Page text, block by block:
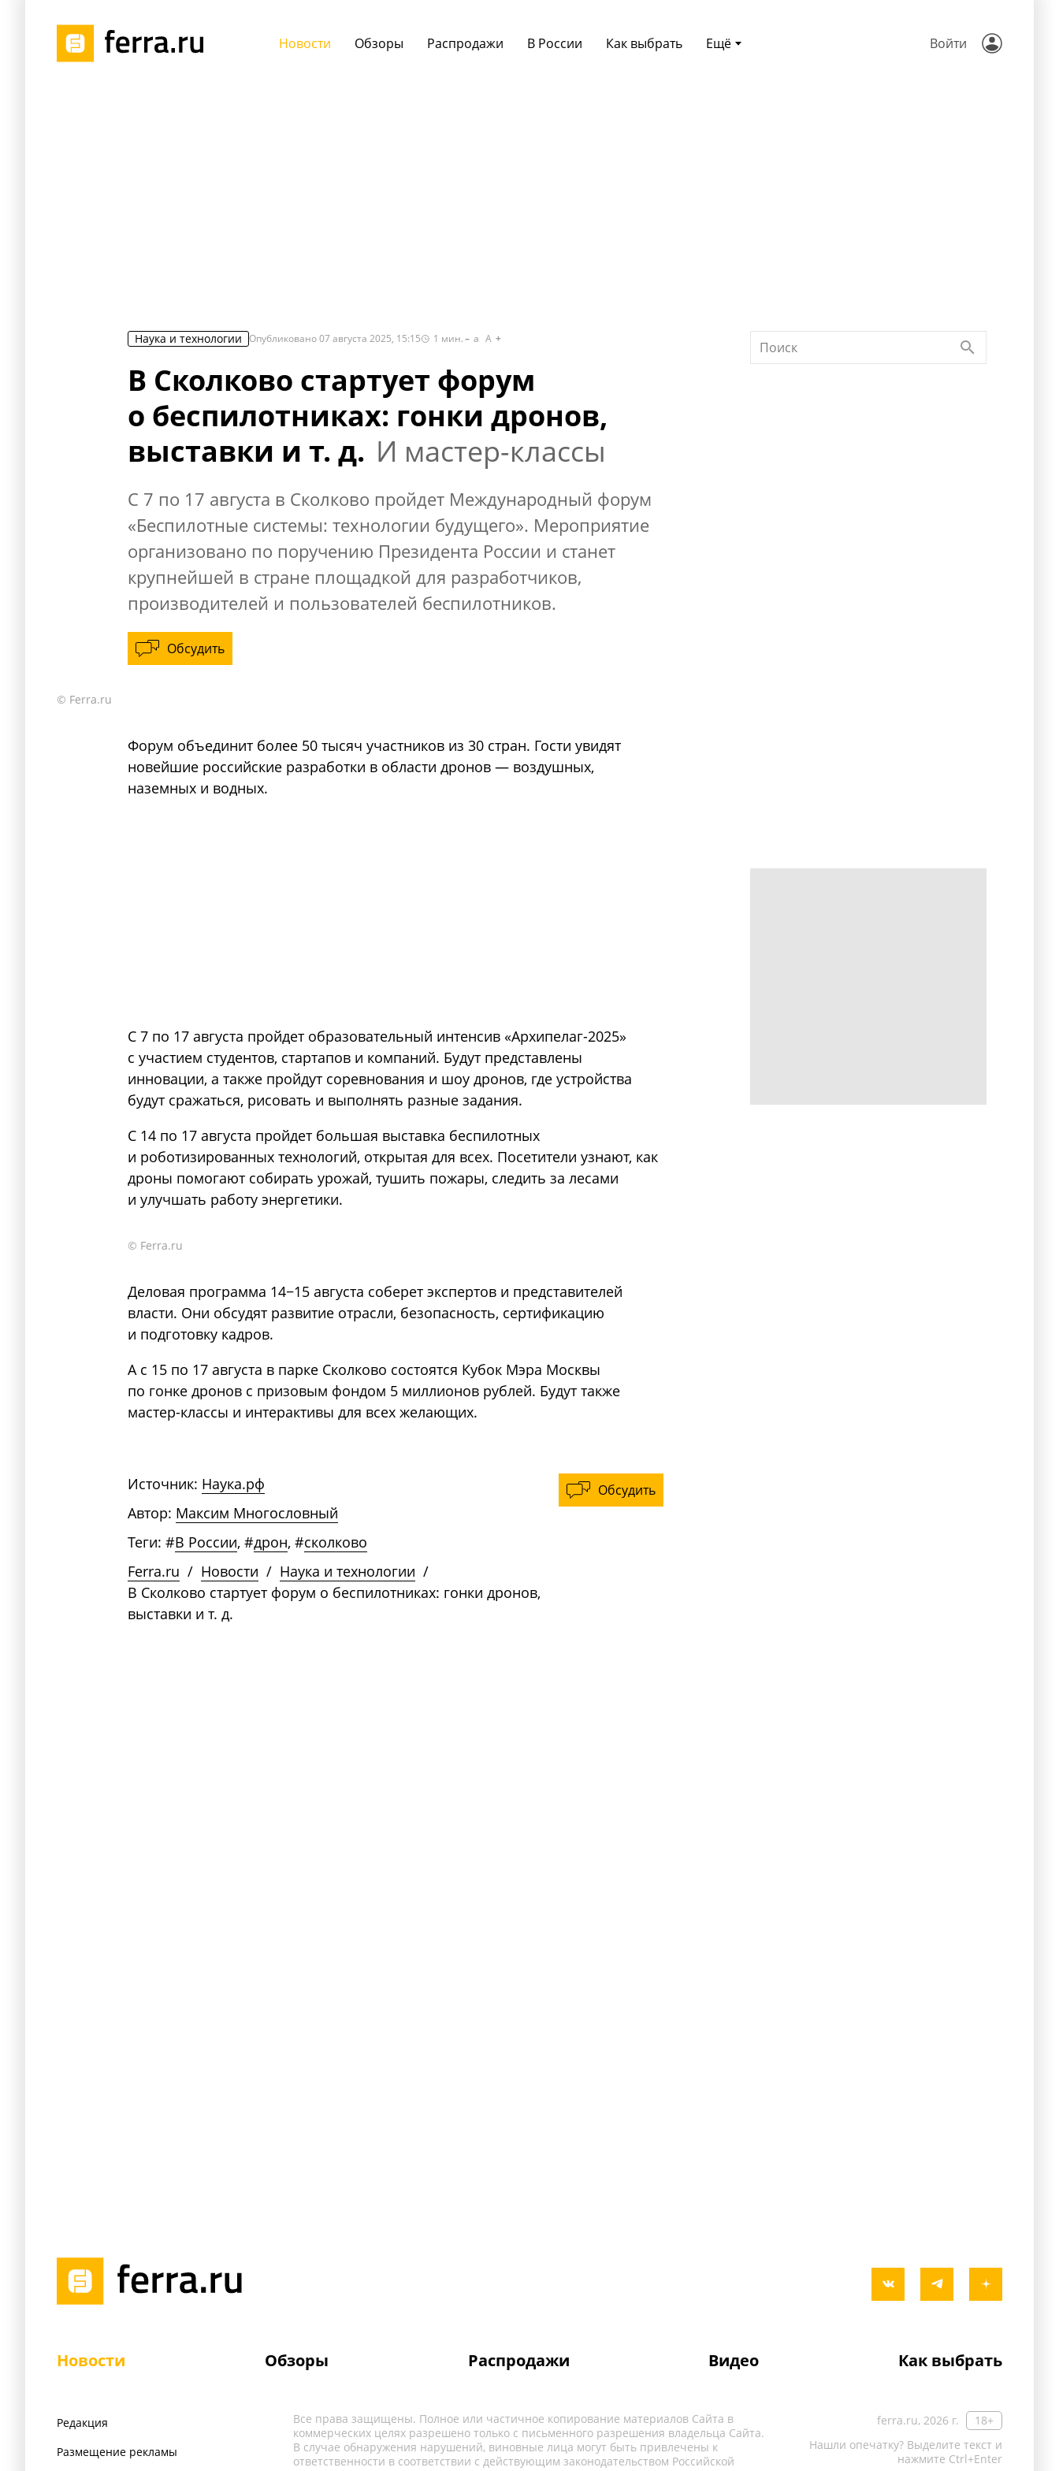
Ещё
Новости Обзоры Распродажи В России Как выбрать Войти
Наука и технологии Опубликовано07 августа 2025, 15:15 1 мин. a A
В Сколково стартует форум
о беспилотниках: гонки дронов,
выставки и т. д. И мастер-классы
С 7 по 17 августа в Сколково пройдет Международный форум
«Беспилотные системы: технологии будущего». Мероприятие
организовано по поручению Президента России и станет
крупнейшей в стране площадкой для разработчиков,
производителей и пользователей беспилотников.
Обсудить
© Ferra.ru
Форум объединит более 50 тысяч участников из 30 стран. Гости увидят
новейшие российские разработки в области дронов — воздушных,
наземных и водных.
С 7 по 17 августа пройдет образовательный интенсив «Архипелаг-2025»
с участием студентов, стартапов и компаний. Будут представлены
инновации, а также пройдут соревнования и шоу дронов, где устройства
будут сражаться, рисовать и выполнять разные задания.
С 14 по 17 августа пройдет большая выставка беспилотных
и роботизированных технологий, открытая для всех. Посетители узнают, как
дроны помогают собирать урожай, тушить пожары, следить за лесами
и улучшать работу энергетики.
© Ferra.ru
Деловая программа 14−15 августа соберет экспертов и представителей
власти. Они обсудят развитие отрасли, безопасность, сертификацию
и подготовку кадров.
А с 15 по 17 августа в парке Сколково состоятся Кубок Мэра Москвы
по гонке дронов с призовым фондом 5 миллионов рублей. Будут также
мастер-классы и интерактивы для всех желающих.
Обсудить
Источник: Наука.рф
Автор: Максим Многословный
Теги: #В России, #дрон, #сколково
Ferra.ru / Новости / Наука и технологии /
В Сколково стартует форум о беспилотниках: гонки дронов,
выставки и т. д.
Новости Обзоры Распродажи Видео Как выбрать
Редакция
Размещение рекламы
ferra.ru, 2026 г.
18+
Нашли опечатку? Выделите текст и
нажмите Ctrl+Enter
Все права защищены. Полное или частичное копирование материалов Сайта в
коммерческих целях разрешено только с письменного разрешения владельца Сайта.
В случае обнаружения нарушений, виновные лица могут быть привлечены к
ответственности в соответствии с действующим законодательством Российской